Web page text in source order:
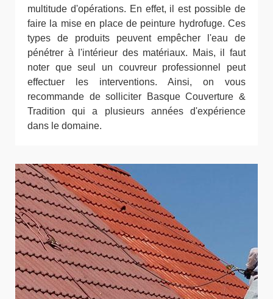
multitude d'opérations. En effet, il est possible de
faire la mise en place de peinture hydrofuge. Ces
types de produits peuvent empêcher l'eau de
pénétrer à l'intérieur des matériaux. Mais, il faut
noter que seul un couvreur professionnel peut
effectuer les interventions. Ainsi, on vous
recommande de solliciter Basque Couverture &
Tradition qui a plusieurs années d'expérience
dans le domaine.